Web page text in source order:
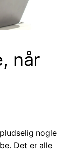
når
nogle
Det er alle